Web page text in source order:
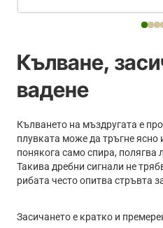
Кълване,
вадене
Кълването на мъздругата е
плувката може да тръгне ясно
понякога само спира, полягва
Такива дребни сигнали не
рибата често опитва стръвта
Засичането е кратко и